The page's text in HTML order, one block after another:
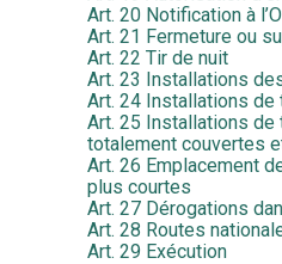
Art. 20 Notification à
Art. 21 Fermeture ou
Art. 22 Tir de nuit
Art. 23 Installations
Art. 24 Installations de
Art. 25 Installations de
totalement couvertes
Art. 26 Emplacement
plus courtes
Art. 27 Dérogations
Art. 28 Routes
Art. 29 Exécution